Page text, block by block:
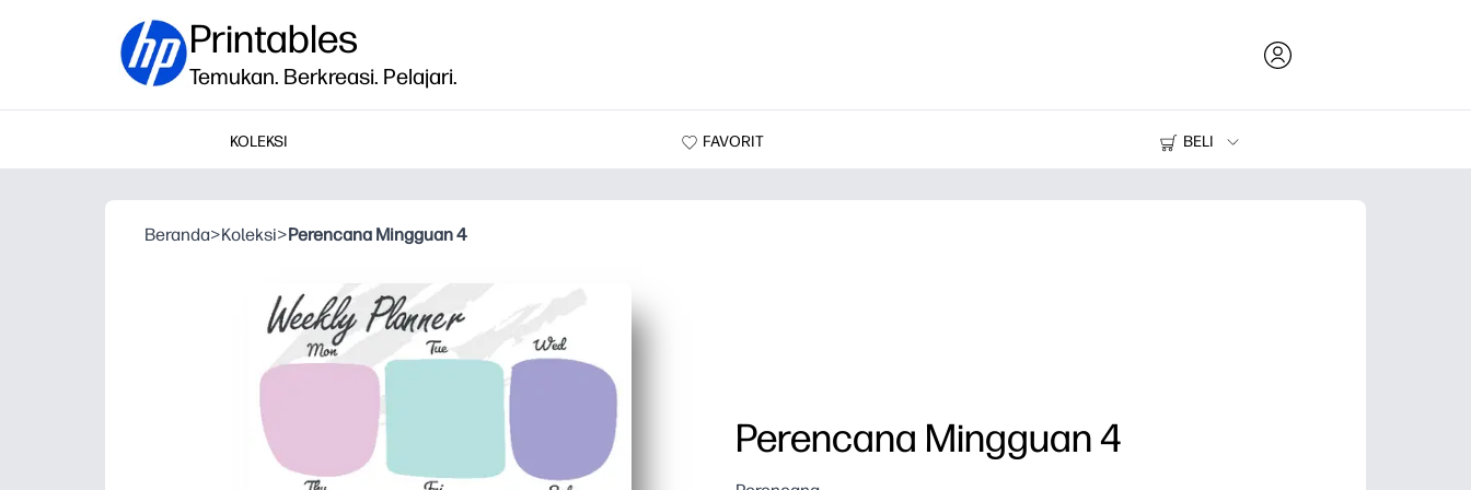
Printables
Temukan. Berkreasi. Pelajari.
KOLEKSI FAVORIT
BELI
Printer
Beranda>Koleksi>Perencana Mingguan 4
Perencana Mingguan 4